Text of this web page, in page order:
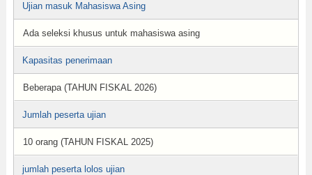
Ujian masuk Mahasiswa Asing
Ada seleksi khusus untuk mahasiswa asing
Kapasitas penerimaan
Beberapa (TAHUN FISKAL 2026)
Jumlah peserta ujian
10 orang (TAHUN FISKAL 2025)
jumlah peserta lolos ujian